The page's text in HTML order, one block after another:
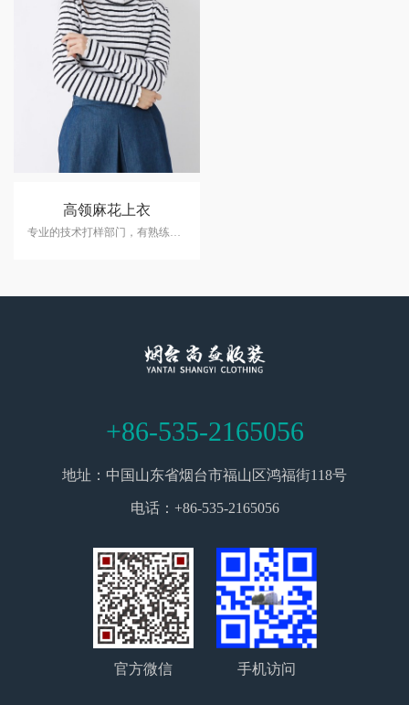
高领麻花上衣
专业的技术打样部门，有熟练的CAD制版团队25人，专门的样品缝制团队60人。可根据客户的需求选择相似面、辅料3天内完成样品制作。
+86-535-2165056
地址：中国山东省烟台市福山区鸿福街118号
电话：+86-535-2165056
官方微信 手机访问